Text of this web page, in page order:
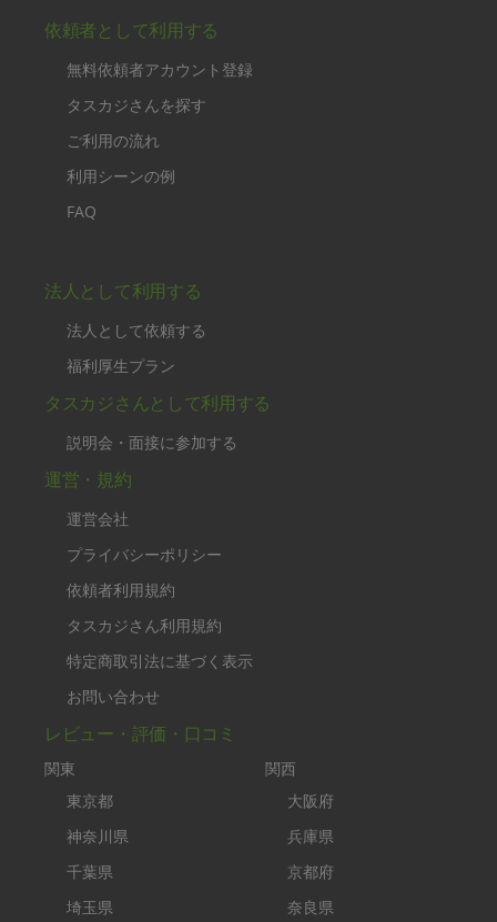
依頼者として利用する
無料依頼者アカウント登録
タスカジさんを探す
ご利用の流れ
利用シーンの例
FAQ
法人として利用する
法人として依頼する
福利厚生プラン
タスカジさんとして利用する
説明会・面接に参加する
運営・規約
運営会社
プライバシーポリシー
依頼者利用規約
タスカジさん利用規約
特定商取引法に基づく表示
お問い合わせ
レビュー・評価・口コミ
関東
東京都
神奈川県
千葉県
埼玉県
関西
大阪府
兵庫県
京都府
奈良県